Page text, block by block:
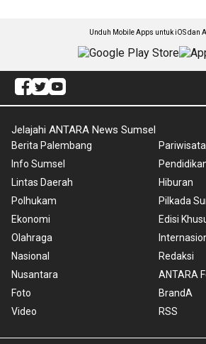
Unduh Mobile Apps untuk iOS dan
Jelajahi ANTARA News Sumsel
Berita Palembang
Info Sumsel
Lintas Daerah
Polhukam
Ekonomi
Olahraga
Nasional
Nusantara
Foto
Video
Pariwisata
Hiburan
Pilkada
Edisi
Redaksi
ANTARA
BrandA
RSS